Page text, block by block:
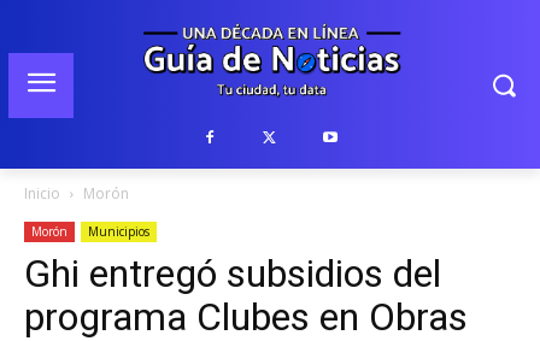
Inicio Morón
Morón Municipios
Ghi entregó subsidios del
programa Clubes en Obras